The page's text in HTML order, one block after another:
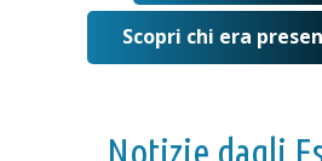
Scopri chi era
Notizie dagli